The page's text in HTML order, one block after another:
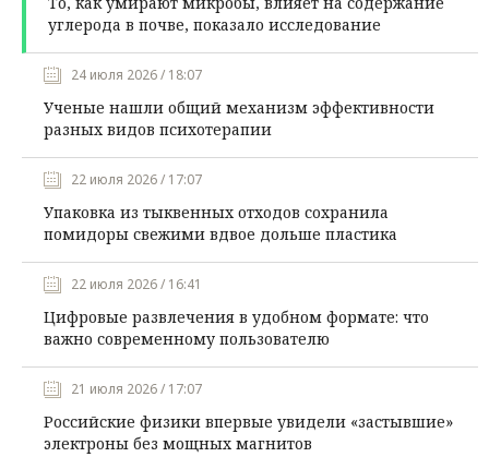
углерода в почве, показало исследование
24 июля 2026 / 18:07
Ученые нашли общий механизм эффективности
разных видов психотерапии
22 июля 2026 / 17:07
Упаковка из тыквенных отходов сохранила
помидоры свежими вдвое дольше пластика
22 июля 2026 / 16:41
Цифровые развлечения в удобном формате: что
важно современному пользователю
21 июля 2026 / 17:07
Российские физики впервые увидели «застывшие»
электроны без мощных магнитов